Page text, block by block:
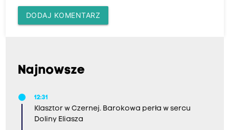
DODAJ KOMENTARZ
Najnowsze
12:31
Klasztor w Czernej. Barokowa perła w sercu
Doliny Eliasza